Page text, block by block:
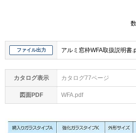
ファイル出力 アルミ窓枠WFA取扱説明書
カタログ表示 カタログ77ページ
図面PDF WFA.pdf